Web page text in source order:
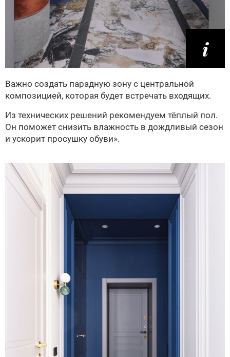
Важно создать парадную зону с центральной
композицией, которая будет встречать входящих.
Из технических решений рекомендуем тёплый пол.
Он поможет снизить влажность в дождливый сезон
и ускорит просушку обуви».